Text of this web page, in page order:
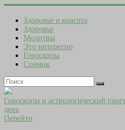
Здоровье и красота
Здоровье
Молитвы
Это интересно
Гороскопы
Сонник
Гороскопы и астрологический
день
Перейти